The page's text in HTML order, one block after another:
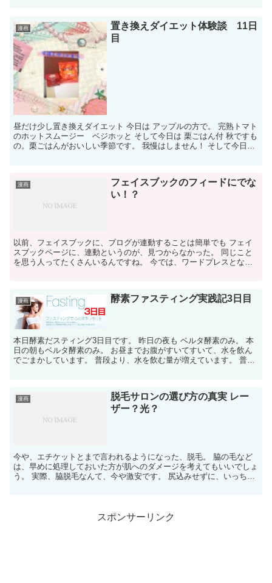
漫画
置き換えダイエット体験談 11日
目
昼だけ少し置き換えダイエット 今日は アップルの方で。 完熟トマト
のホットスムージー ベジホッと そして今日は 栗ごはん付 秋ですも
の。栗ごはんがおいしい季節です。 我慢はしません！ そして今日は
漫画
フェイスブックのフィードにでな
い！？
以前、フェイスブックに、ブログが連動することは簡単でも フェイ
スブックページに、連動というのが、見つからなかった。 同じこと
を思う人ってたくさんいるんですね。 今では、ワードプレスとな
漫画 酵素ファスティング実践記3日目
本日酵素だスティング3日目です。 昨日の夜も ベルタ酵素のみ。 本
日の朝もベルタ酵素のみ。 お昼までお腹がすいてすいて、水を飲ん
でごまかしています。 普段より、水を飲む量が増えています。 普段
漫画
脱毛サロンの選び方の真実 レー
ザー？光？
今や、エチケットとまで言われるようになった、脱毛。 脇の毛など
は、早めに処理しておいた方が肌へのダメージを考えてもいいでしょ
う。 実際、脇脱毛なんて、今や激安です。 尻込みせずに、いっちゃ
スポンサーリンク